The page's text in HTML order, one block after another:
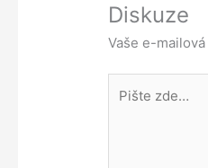
Diskuze
Vaše e-
zde…